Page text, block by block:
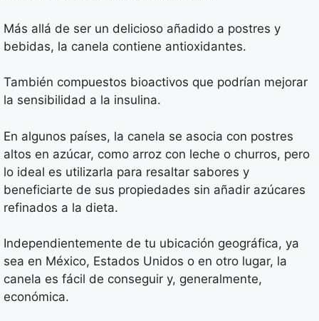
Más allá de ser un delicioso añadido a postres y
bebidas, la canela contiene antioxidantes.
También compuestos bioactivos que podrían mejorar
la sensibilidad a la insulina.
En algunos países, la canela se asocia con postres
altos en azúcar, como arroz con leche o churros, pero
lo ideal es utilizarla para resaltar sabores y
beneficiarte de sus propiedades sin añadir azúcares
refinados a la dieta.
Independientemente de tu ubicación geográfica, ya
sea en México, Estados Unidos o en otro lugar, la
canela es fácil de conseguir y, generalmente,
económica.